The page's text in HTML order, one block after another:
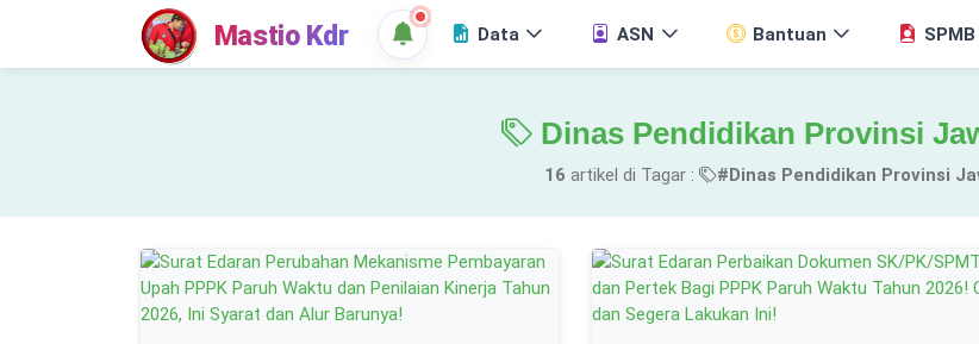
Mastio Kdr Data ASN Bantuan SPMB
Dinas Pendidikan Provinsi
16 artikel di Tagar : #Dinas Pendidikan Provinsi